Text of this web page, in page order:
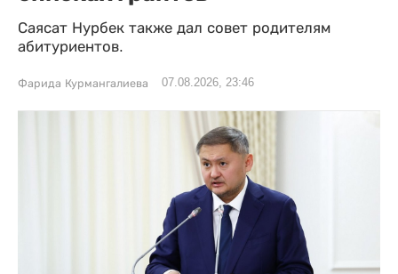
Саясат Нурбек также дал совет родителям
абитуриентов.
Фарида Курмангалиева 07.08.2026, 23:46